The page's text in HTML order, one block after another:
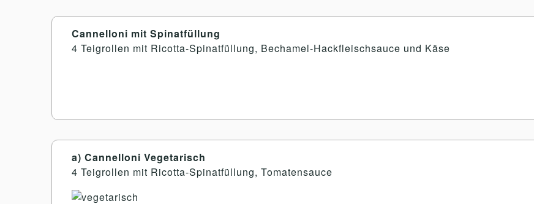
Cannelloni mit Spinatfüllung
4 Teigrollen mit Ricotta-Spinatfüllung, Bechamel-Hackfleischsauce und Käse
a) Cannelloni Vegetarisch
4 Teigrollen mit Ricotta-Spinatfüllung, Tomatensauce